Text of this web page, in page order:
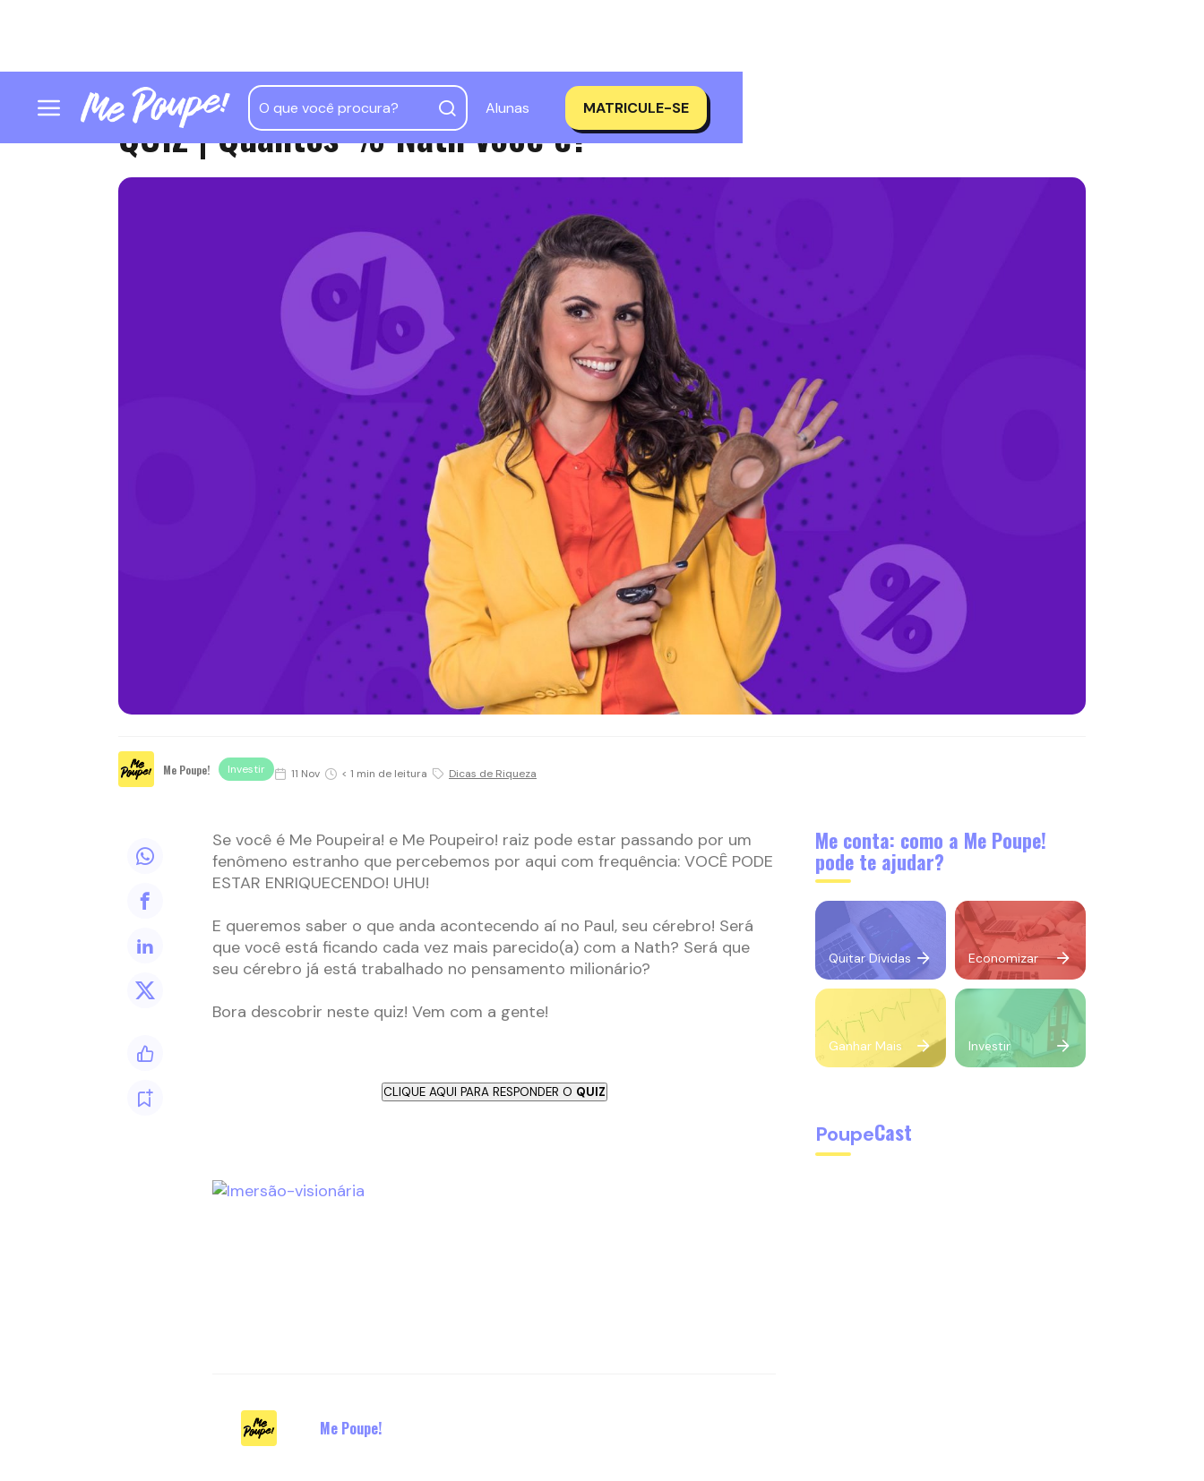
Alunas MATRICULE-SE
QUIZ | Quantos % Nath você é?
Me Poupe! Investir 11 Nov < 1 min de leitura Dicas de Riqueza
Se você é Me Poupeira! e Me Poupeiro! raiz pode estar passando por um
fenômeno estranho que percebemos por aqui com frequência: VOCÊ PODE
ESTAR ENRIQUECENDO! UHU!
E queremos saber o que anda acontecendo aí no Paul, seu cérebro! Será
que você está ficando cada vez mais parecido(a) com a Nath? Será que
seu cérebro já está trabalhado no pensamento milionário?
Bora descobrir neste quiz! Vem com a gente!
CLIQUE AQUI PARA RESPONDER O QUIZ
Me Poupe!
Me conta: como a Me Poupe!
pode te ajudar?
Quitar Dívidas Economizar
Ganhar Mais Investir
PoupeCast